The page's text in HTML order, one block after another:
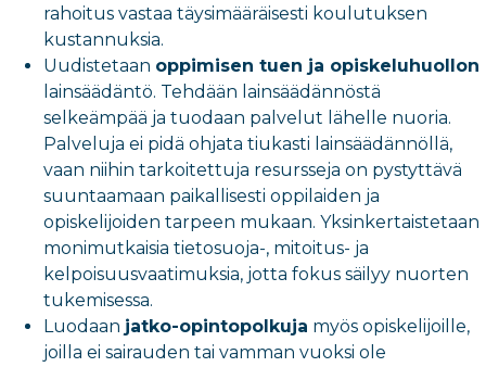
rahoitus vastaa täysimääräisesti koulutuksen
kustannuksia.
Uudistetaan oppimisen tuen ja opiskeluhuollon
lainsäädäntö. Tehdään lainsäädännöstä
selkeämpää ja tuodaan palvelut lähelle nuoria.
Palveluja ei pidä ohjata tiukasti lainsäädännöllä,
vaan niihin tarkoitettuja resursseja on pystyttävä
suuntaamaan paikallisesti oppilaiden ja
opiskelijoiden tarpeen mukaan. Yksinkertaistetaan
monimutkaisia tietosuoja-, mitoitus- ja
kelpoisuusvaatimuksia, jotta fokus säilyy nuorten
tukemisessa.
Luodaan jatko-opintopolkuja myös opiskelijoille,
joilla ei sairauden tai vamman vuoksi ole